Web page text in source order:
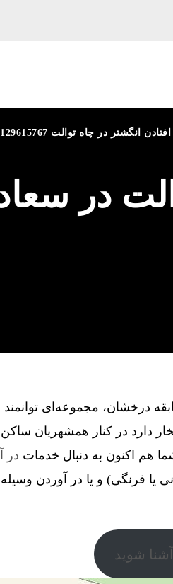
افتادن انگشتر در چاه توالت 09129615767
در
گستر آچاگ ، با بیش از 15 سال سابقه درخشان،
دارد در کنار همشهریان
هم اکنون به دنبال خدمات در
یا فرنگی) و یا در آوردن
شوید